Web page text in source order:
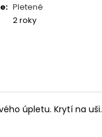
: Pletené
2 roky
úpletu. Krytí na uši.